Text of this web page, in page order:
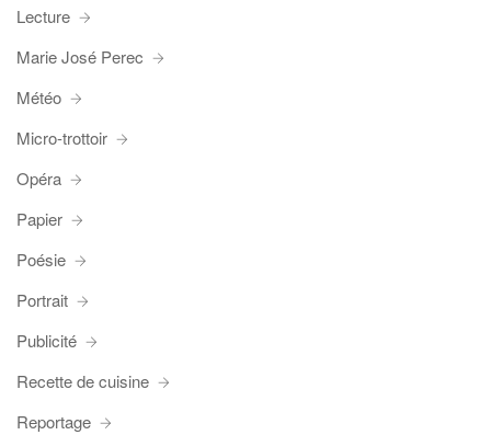
Lecture
Marie José Perec
Météo
Micro-trottoir
Opéra
Papier
Poésie
Portrait
Publicité
Recette de cuisine
Reportage